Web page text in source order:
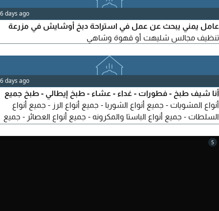
6 days ago
عامل يمني يبحث عن عمل في استراحة دبخ أوشايش في مزرعة
تنظيف مجالس شليهت أو قهوة وشاهي
6 days ago
أنا شيف طبخ - فطورات - غداء - عشاء - طبخ إيطالي - طبخ جميع
أنواع المشويات - جميع أنواع الشوربا - جميع أنواع الرز - جميع أنواع
السلطات - جميع أنواع الباستا والمكرونه - جميع أنواع العصائر - جميع
الشاي - واي مشروبات ساخنه - بيت أو استراحة
5